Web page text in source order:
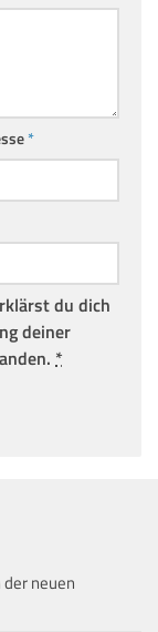
*
du dich
deiner
*
der neuen